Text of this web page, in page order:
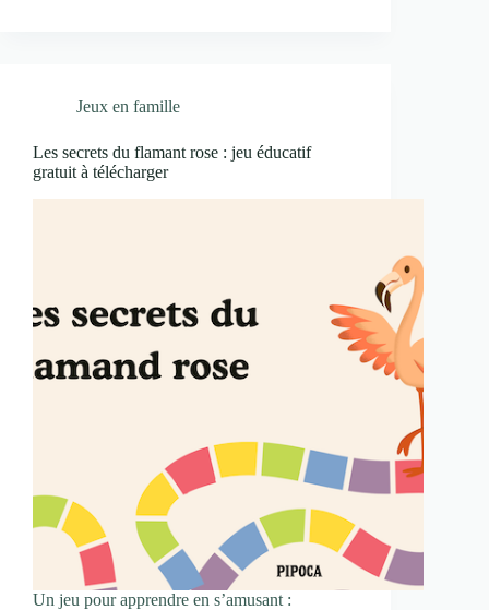
Jeux en famille
Les secrets du flamant rose : jeu éducatif
gratuit à télécharger
Un jeu pour apprendre en s’amusant :